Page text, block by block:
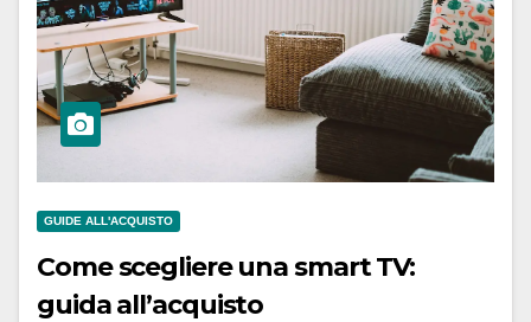
GUIDE ALL'ACQUISTO
Come scegliere una smart TV:
guida all’acquisto